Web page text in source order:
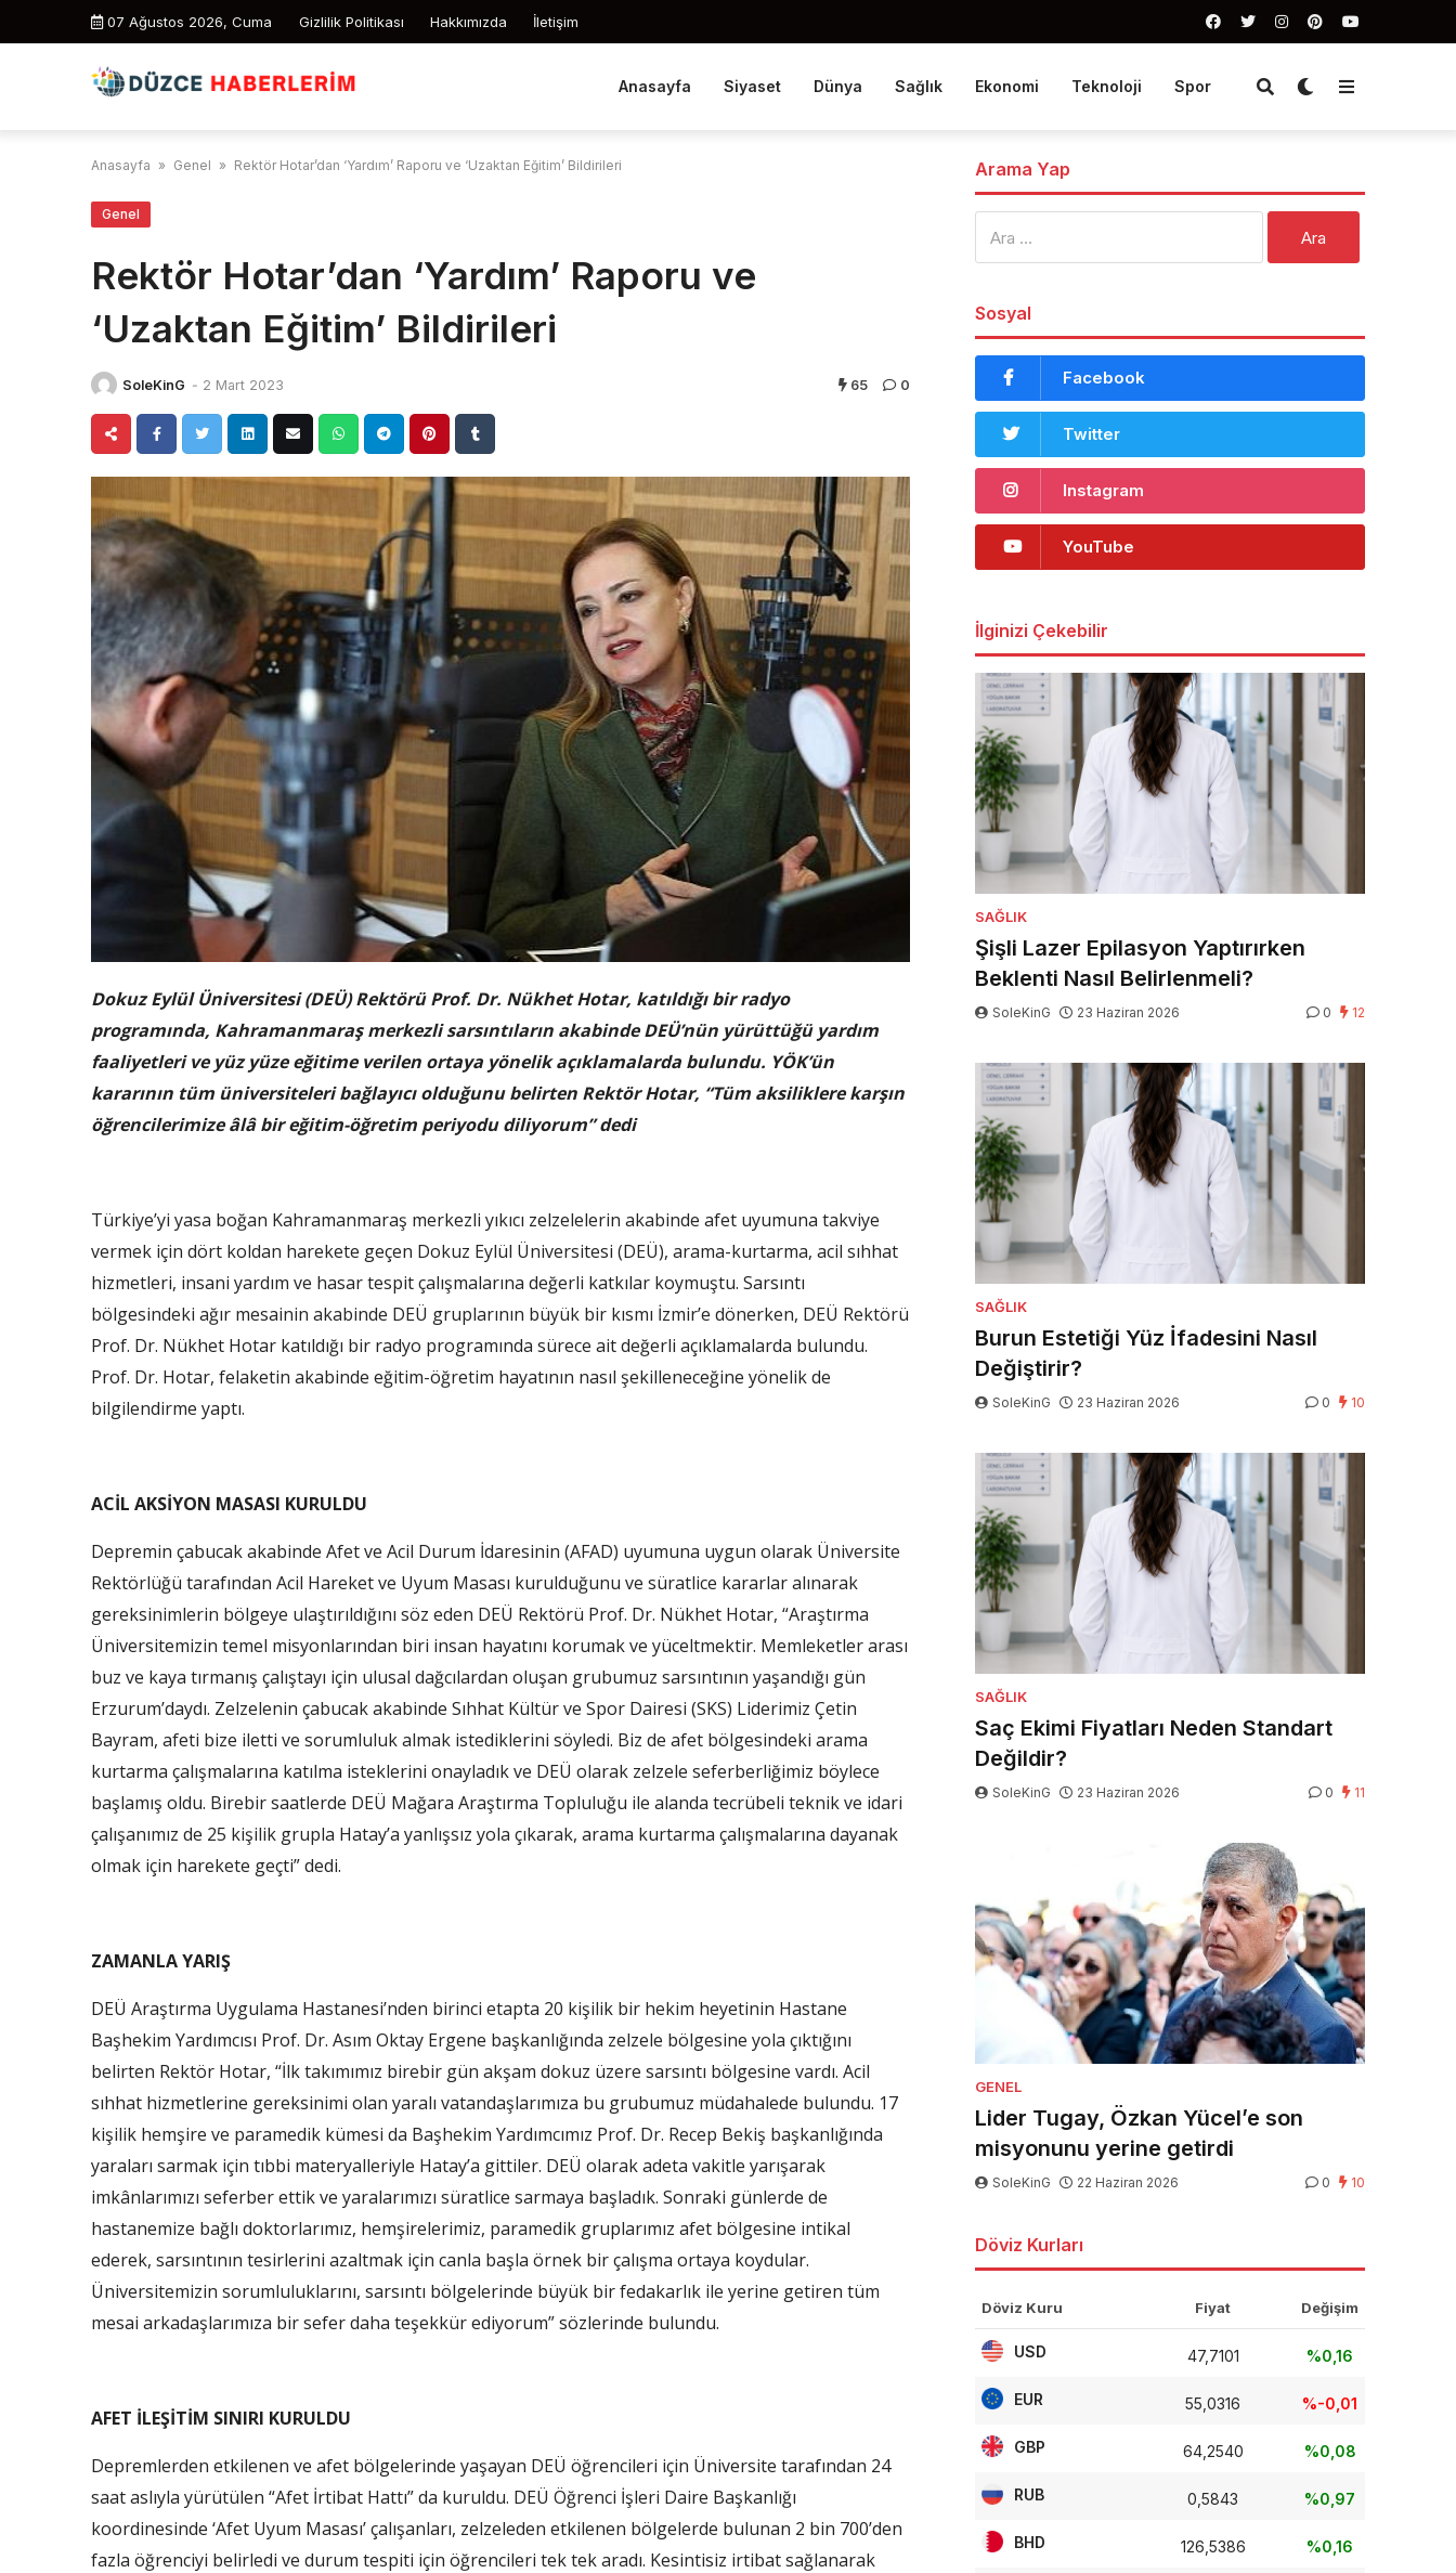
07 Ağustos 2026, Cuma Gizlilik Politikası Hakkımızda İletişim
Anasayfa Siyaset Dünya Sağlık Ekonomi Teknoloji Spor
Anasayfa » Genel » Rektör Hotar’dan ‘Yardım’ Raporu ve ‘Uzaktan Eğitim’ Bildirileri
Genel
Rektör Hotar’dan ‘Yardım’ Raporu ve
‘Uzaktan Eğitim’ Bildirileri
SoleKinG - 2 Mart 2023 65 0
Dokuz Eylül Üniversitesi (DEÜ) Rektörü Prof. Dr. Nükhet Hotar, katıldığı bir radyo
programında, Kahramanmaraş merkezli sarsıntıların akabinde DEÜ’nün yürüttüğü yardım
faaliyetleri ve yüz yüze eğitime verilen ortaya yönelik açıklamalarda bulundu. YÖK’ün
kararının tüm üniversiteleri bağlayıcı olduğunu belirten Rektör Hotar, “Tüm aksiliklere karşın
öğrencilerimize âlâ bir eğitim-öğretim periyodu diliyorum” dedi
Türkiye’yi yasa boğan Kahramanmaraş merkezli yıkıcı zelzelelerin akabinde afet uyumuna takviye
vermek için dört koldan harekete geçen Dokuz Eylül Üniversitesi (DEÜ), arama-kurtarma, acil sıhhat
hizmetleri, insani yardım ve hasar tespit çalışmalarına değerli katkılar koymuştu. Sarsıntı
bölgesindeki ağır mesainin akabinde DEÜ gruplarının büyük bir kısmı İzmir’e dönerken, DEÜ Rektörü
Prof. Dr. Nükhet Hotar katıldığı bir radyo programında sürece ait değerli açıklamalarda bulundu.
Prof. Dr. Hotar, felaketin akabinde eğitim-öğretim hayatının nasıl şekilleneceğine yönelik de
bilgilendirme yaptı.
ACİL AKSİYON MASASI KURULDU
Depremin çabucak akabinde Afet ve Acil Durum İdaresinin (AFAD) uyumuna uygun olarak Üniversite
Rektörlüğü tarafından Acil Hareket ve Uyum Masası kurulduğunu ve süratlice kararlar alınarak
gereksinimlerin bölgeye ulaştırıldığını söz eden DEÜ Rektörü Prof. Dr. Nükhet Hotar, “Araştırma
Üniversitemizin temel misyonlarından biri insan hayatını korumak ve yüceltmektir. Memleketler arası
buz ve kaya tırmanış çalıştayı için ulusal dağcılardan oluşan grubumuz sarsıntının yaşandığı gün
Erzurum’daydı. Zelzelenin çabucak akabinde Sıhhat Kültür ve Spor Dairesi (SKS) Liderimiz Çetin
Bayram, afeti bize iletti ve sorumluluk almak istediklerini söyledi. Biz de afet bölgesindeki arama
kurtarma çalışmalarına katılma isteklerini onayladık ve DEÜ olarak zelzele seferberliğimiz böylece
başlamış oldu. Birebir saatlerde DEÜ Mağara Araştırma Topluluğu ile alanda tecrübeli teknik ve idari
çalışanımız de 25 kişilik grupla Hatay’a yanlışsız yola çıkarak, arama kurtarma çalışmalarına dayanak
olmak için harekete geçti” dedi.
ZAMANLA YARIŞ
DEÜ Araştırma Uygulama Hastanesi’nden birinci etapta 20 kişilik bir hekim heyetinin Hastane
Başhekim Yardımcısı Prof. Dr. Asım Oktay Ergene başkanlığında zelzele bölgesine yola çıktığını
belirten Rektör Hotar, “İlk takımımız birebir gün akşam dokuz üzere sarsıntı bölgesine vardı. Acil
sıhhat hizmetlerine gereksinimi olan yaralı vatandaşlarımıza bu grubumuz müdahalede bulundu. 17
kişilik hemşire ve paramedik kümesi da Başhekim Yardımcımız Prof. Dr. Recep Bekiş başkanlığında
yaraları sarmak için tıbbi materyalleriyle Hatay’a gittiler. DEÜ olarak adeta vakitle yarışarak
imkânlarımızı seferber ettik ve yaralarımızı süratlice sarmaya başladık. Sonraki günlerde de
hastanemize bağlı doktorlarımız, hemşirelerimiz, paramedik gruplarımız afet bölgesine intikal
ederek, sarsıntının tesirlerini azaltmak için canla başla örnek bir çalışma ortaya koydular.
Üniversitemizin sorumluluklarını, sarsıntı bölgelerinde büyük bir fedakarlık ile yerine getiren tüm
mesai arkadaşlarımıza bir sefer daha teşekkür ediyorum” sözlerinde bulundu.
AFET İLEŞİTİM SINIRI KURULDU
Depremlerden etkilenen ve afet bölgelerinde yaşayan DEÜ öğrencileri için Üniversite tarafından 24
saat aslıyla yürütülen “Afet İrtibat Hattı” da kuruldu. DEÜ Öğrenci İşleri Daire Başkanlığı
koordinesinde ‘Afet Uyum Masası’ çalışanları, zelzeleden etkilenen bölgelerde bulunan 2 bin 700’den
fazla öğrenciyi belirledi ve durum tespiti için öğrencileri tek tek aradı. Kesintisiz irtibat sağlanarak
Arama Yap
Sosyal
Facebook
Twitter
Instagram
YouTube
İlginizi Çekebilir
SAĞLIK
Şişli Lazer Epilasyon Yaptırırken
Beklenti Nasıl Belirlenmeli?
SoleKinG 23 Haziran 2026 0 12
SAĞLIK
Burun Estetiği Yüz İfadesini Nasıl
Değiştirir?
SoleKinG 23 Haziran 2026 0 10
SAĞLIK
Saç Ekimi Fiyatları Neden Standart
Değildir?
SoleKinG 23 Haziran 2026 0 11
GENEL
Lider Tugay, Özkan Yücel’e son
misyonunu yerine getirdi
SoleKinG 22 Haziran 2026 0 10
Döviz Kurları
Döviz Kuru Fiyat Değişim
USD 47,7101 %0,16
EUR 55,0316 %-0,01
GBP 64,2540 %0,08
RUB 0,5843 %0,97
BHD 126,5386 %0,16